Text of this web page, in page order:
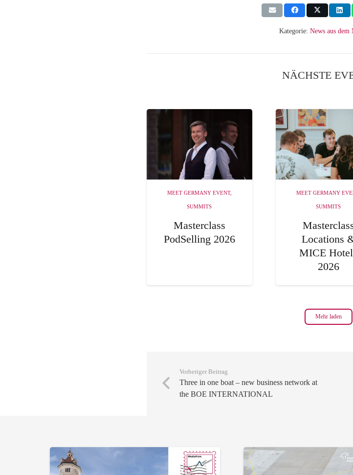
Kategorie: News aus dem
NÄCHSTE
MEET GERMANY EVENT,
SUMMITS
Masterclass
PodSelling 2026
MEET GERMANY
SUMMITS
Locations
MICE
2026
Mehr laden
Vorheriger Beitrag
Three in one boat – new business network at
the BOE INTERNATIONAL